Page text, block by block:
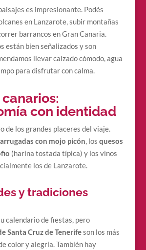
es impresionante. Podés
en Lanzarote, subir montañas
barrancos en Gran Canaria.
están bien señalizados y son
llevar calzado cómodo, agua
para disfrutar con calma.
con identidad
de los grandes placeres del viaje.
con mojo picón, los quesos
(harina tostada típica) y los vinos
los de Lanzarote.
y tradiciones
calendario de fiestas, pero
Santa Cruz de Tenerifeson los más
color y alegría. También hay